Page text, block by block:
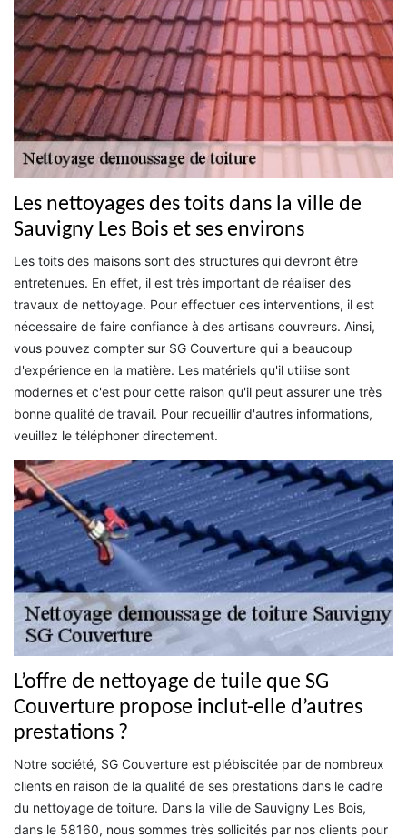
Les nettoyages des toits dans la ville de
Sauvigny Les Bois et ses environs
Les toits des maisons sont des structures qui devront être
entretenues. En effet, il est très important de réaliser des
travaux de nettoyage. Pour effectuer ces interventions, il est
nécessaire de faire confiance à des artisans couvreurs. Ainsi,
vous pouvez compter sur SG Couverture qui a beaucoup
d'expérience en la matière. Les matériels qu'il utilise sont
modernes et c'est pour cette raison qu'il peut assurer une très
bonne qualité de travail. Pour recueillir d'autres informations,
veuillez le téléphoner directement.
L’offre de nettoyage de tuile que SG
Couverture propose inclut-elle d’autres
prestations ?
Notre société, SG Couverture est plébiscitée par de nombreux
clients en raison de la qualité de ses prestations dans le cadre
du nettoyage de toiture. Dans la ville de Sauvigny Les Bois,
dans le 58160, nous sommes très sollicités par nos clients pour